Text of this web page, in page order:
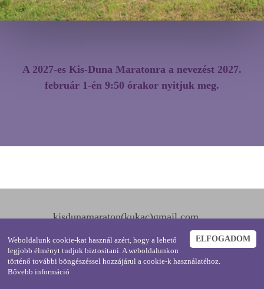
A 2027-es Kis-Duna Maratonra a nevezést 2027.
február 1-én 9:50 órakor nyitjuk meg.
kisdunamaraton(kukac)gmail.com
Ráckeve4 Szabadidősport Egyesület
ELFOGADOM
Weboldalunk cookie-kat használ azért, hogy a lehető
legjobb élményt tudjuk biztosítani. A weboldalunkon
történő további böngészéssel hozzájárul a cookie-k használatéhoz.
Bővebb információ